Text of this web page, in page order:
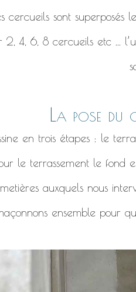
cercueils sont superposés
2, 4, 6, 8 cercueils etc ...
La pose du
en trois étapes : le
le terrassement le fond
auxquels nous
ensemble pour